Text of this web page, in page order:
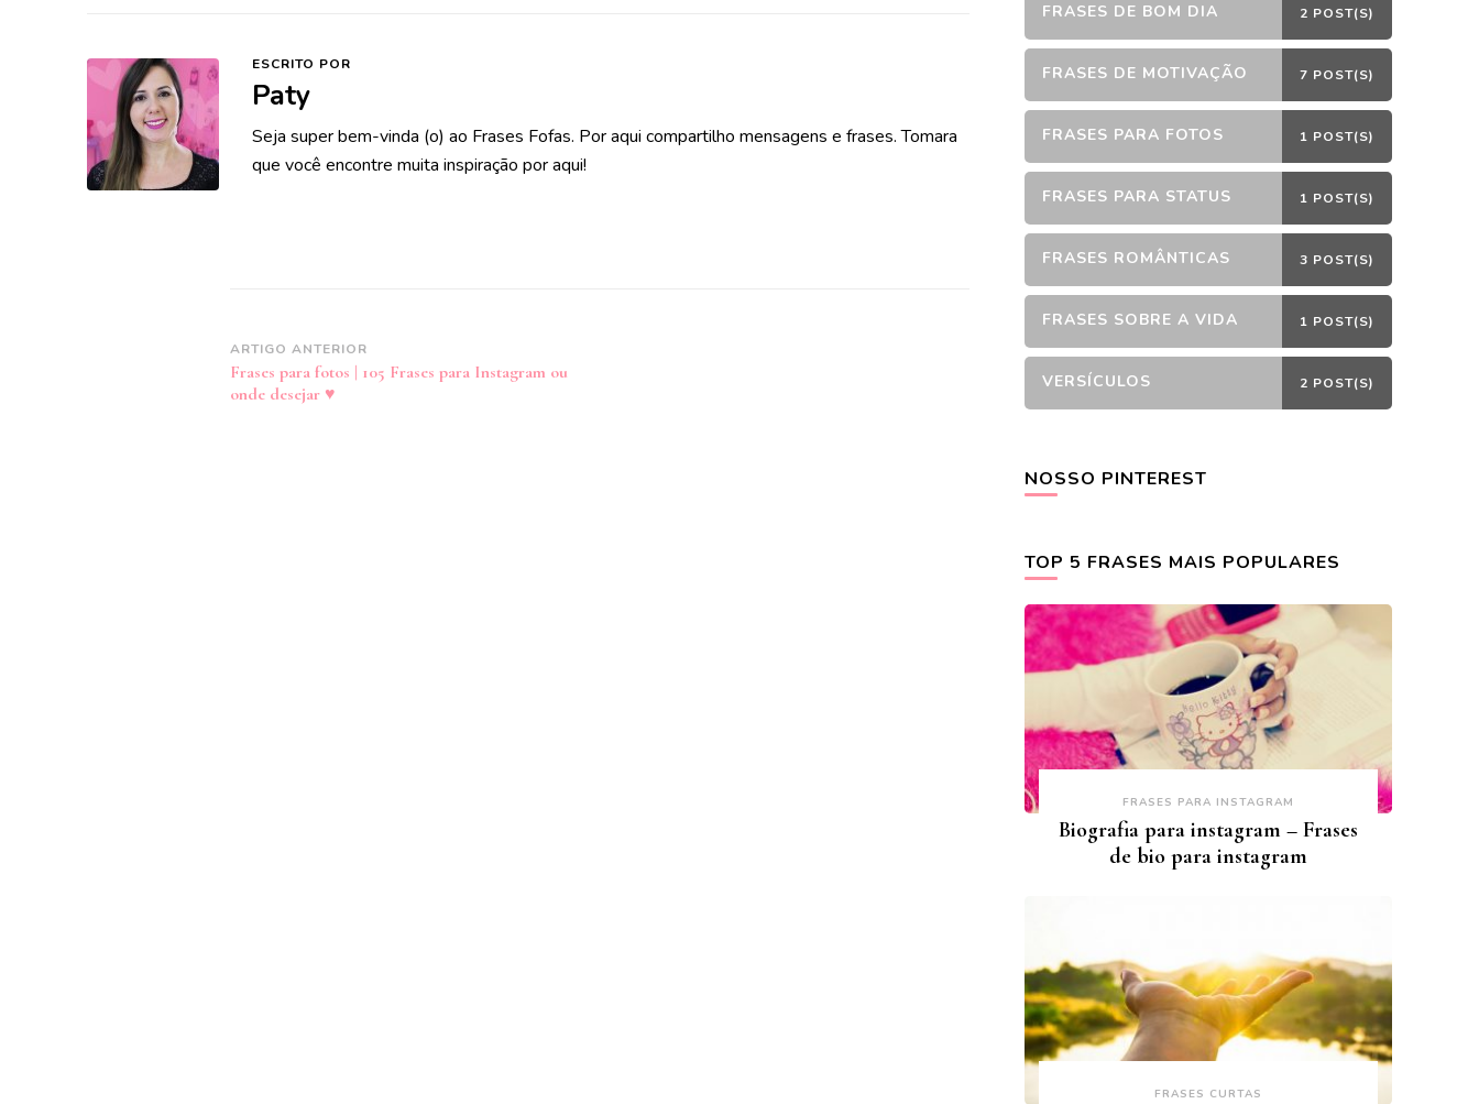
ESCRITO POR
Paty
Seja super bem-vinda (o) ao Frases Fofas. Por aqui compartilho mensagens e frases. Tomara
que você encontre muita inspiração por aqui!
Navegação
de
ARTIGO ANTERIOR
Frases para fotos | 105 Frases para Instagram ou
onde desejar ♥
FRASES DE BOM DIA 2 POST(S)
FRASES DE MOTIVAÇÃO 7 POST(S)
FRASES PARA FOTOS 1 POST(S)
FRASES PARA STATUS 1 POST(S)
FRASES ROMÂNTICAS 3 POST(S)
FRASES SOBRE A VIDA 1 POST(S)
VERSÍCULOS 2 POST(S)
NOSSO PINTEREST
TOP 5 FRASES MAIS POPULARES
FRASES PARA INSTAGRAM
Biografia para instagram – Frases
de bio para instagram
FRASES CURTAS